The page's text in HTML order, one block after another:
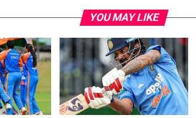
YOU MAY LIKE